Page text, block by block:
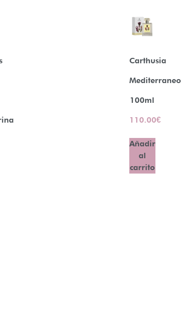
Carthusia
Mediterraneo
100ml
110.00€
Añadir
al
carrito